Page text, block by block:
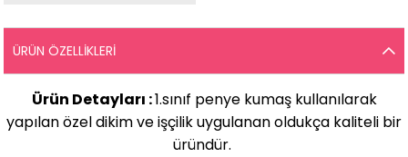
ÜRÜN ÖZELLIKLERI
Ürün Detayları :1.sınıf penye kumaş kullanılarak
yapılan özel dikim ve işçilik uygulanan oldukça kaliteli bir
üründür.